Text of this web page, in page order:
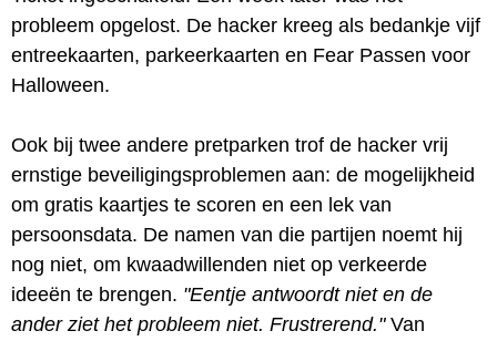
probleem opgelost. De hacker kreeg als bedankje vijf
entreekaarten, parkeerkaarten en Fear Passen voor
Halloween.
Ook bij twee andere pretparken trof de hacker vrij
ernstige beveiligingsproblemen aan: de mogelijkheid
om gratis kaartjes te scoren en een lek van
persoonsdata. De namen van die partijen noemt hij
nog niet, om kwaadwillenden niet op verkeerde
ideeën te brengen. "Eentje antwoordt niet en de
ander ziet het probleem niet. Frustrerend."Van